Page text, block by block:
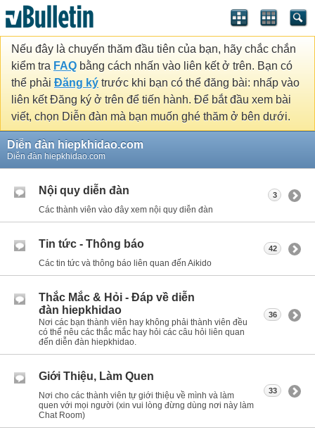
Nếu đây là chuyến thăm đầu tiên của bạn, hãy chắc chắn
kiểm tra FAQ bằng cách nhấn vào liên kết ở trên. Bạn có
thể phải Đăng ký trước khi bạn có thể đăng bài: nhấp vào
liên kết Đăng ký ở trên để tiến hành. Để bắt đầu xem bài
viết, chọn Diễn đàn mà bạn muốn ghé thăm ở bên dưới.
Diễn đàn hiepkhidao.com
Diễn đàn hiepkhidao.com
Nội quy diễn đàn
Các thành viên vào đây xem nội quy diễn đàn
3
Tin tức - Thông báo
Các tin tức và thông báo liên quan đến Aikido
42
Thắc Mắc & Hỏi - Đáp về diễn
đàn hiepkhidao
Nơi các bạn thành viên hay không phải thành viên đều
có thể nêu các thắc mắc hay hỏi các câu hỏi liên quan
đến diễn đàn hiepkhidao.
36
Giới Thiệu, Làm Quen
Nơi cho các thành viên tự giới thiệu về mình và làm
quen với mọi người (xin vui lòng đừng dùng nơi này làm
Chat Room)
33